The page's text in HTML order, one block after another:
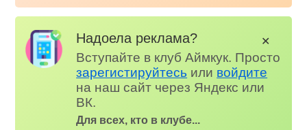
Надоела реклама?
Вступайте в клуб Аймкук. Просто
зарегистируйтесь или войдите
на наш сайт через Яндекс или
ВК.
Для всех, кто в клубе...
✕